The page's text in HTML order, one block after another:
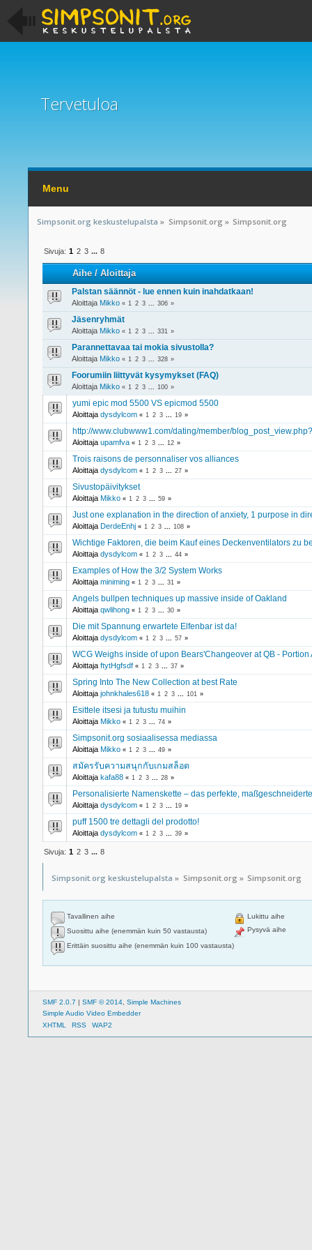
Tervetuloa
Menu
Simpsonit.org keskustelupalsta » Simpsonit.org » Simpsonit.org
Sivuja: 1 2 3 ... 8
Aihe/Aloittaja
Palstan säännöt - lue ennen kuin inahdatkaan!
Aloittaja Mikko « 1 2 3 306 »
Jäsenryhmät
Aloittaja Mikko « 1 2 3 331 »
Parannettavaa tai mokia sivustolla?
Aloittaja Mikko « 1 2 3 328 »
Foorumiin liittyvät kysymykset (FAQ)
Aloittaja Mikko « 1 2 3 100 »
yumi epic mod 5500 VS epicmod 5500
Aloittaja dysdylcom « 1 2 3 19 »
http://www.clubwww1.com/dating/member/
Aloittaja upamfva « 1 2 3 12 »
Trois raisons de personnaliser vos alliances
Aloittaja dysdylcom « 1 2 3 27 »
Sivustopäivitykset
Aloittaja Mikko « 1 2 3 59 »
Just one explanation in the direction of anxiety, 1 purpose in
Aloittaja DerdeEnhj « 1 2 3 108 »
Wichtige Faktoren, die beim Kauf eines Deckenventilators zu
Aloittaja dysdylcom « 1 2 3 44 »
Examples of How the 3/2 System Works
Aloittaja miniming « 1 2 3 31 »
Angels bullpen techniques up massive inside of Oakland
Aloittaja qwlihong « 1 2 3 30 »
Die mit Spannung erwartete Elfenbar ist da!
Aloittaja dysdylcom « 1 2 3 57 »
WCG Weighs inside of upon Bears'Changeover at QB - Portion
Aloittaja ftytHgfsdf « 1 2 3 37 »
Spring Into The New Collection at best Rate
Aloittaja johnkhales618 « 1 2 3 101 »
Esittele itsesi ja tutustu muihin
Aloittaja Mikko « 1 2 3 74 »
Simpsonit.org sosiaalisessa mediassa
Aloittaja Mikko « 1 2 3 49 »
สมัครรับความสนุกกับเกมสล็อต
Aloittaja kafa88 « 1 2 3 28 »
Personalisierte Namenskette – das perfekte,
Aloittaja dysdylcom « 1 2 3 19 »
puff 1500 tre dettagli del prodotto!
Aloittaja dysdylcom « 1 2 3 39 »
Sivuja: 1 2 3 ... 8
Simpsonit.org keskustelupalsta » Simpsonit.org » Simpsonit.org
Tavallinen aihe
Suosittu aihe (enemmän kuin 50 vastausta)
Erittäin suosittu aihe (enemmän kuin 100 vastausta)
Lukittu aihe
Pysyvä aihe
SMF 2.0.7 | SMF © 2014 Simple Machines
Simple Audio Video Embedder
XHTML
RSS WAP2